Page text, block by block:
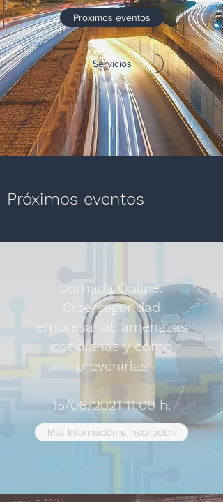
Próximos eventos
Servicios
Próximos eventos
Jornada Online:
Ciberseguridad
empresarial: amenazas
cotidianas y cómo
prevenirlas
15/06/2021 11:00 h.
Más Información e inscripción